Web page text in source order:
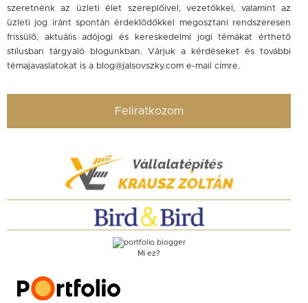
szeretnénk az üzleti élet szereplőivel, vezetőkkel, valamint az
üzleti jog iránt spontán érdeklődőkkel megosztani rendszeresen
frissülő, aktuális adójogi és kereskedelmi jogi témákat érthető
stílusban tárgyaló blogunkban. Várjuk a kérdéseket és további
témajavaslatokat is a blog@jalsovszky.com e-mail címre.
Feliratkozom
Mi ez?